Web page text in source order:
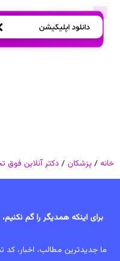
خانه / پزشکان / دکتر آنلاین
برای اینکه همدیگر را گم
ما جدیدترین مطالب، اخبار،